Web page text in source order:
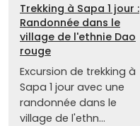
Trekking à Sapa 1 jour :
Randonnée dans le
village de l'ethnie Dao
rouge
Excursion de trekking à
Sapa 1 jour avec une
randonnée dans le
village de l'ethn...